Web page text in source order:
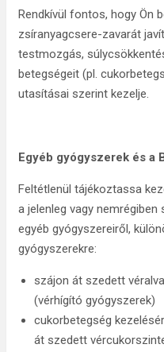
Rendkívül fontos, hogy Ön
zsíranyagcsere-zavarát
testmozgás,
betegségeit (pl.
utasításai szerint kezelje.
Egyéb gyógyszerek és a
Feltétlenül tájékoztassa
a jelenleg vagy
egyéb gyógyszereiről,
gyógyszerekre:
szájon át szedett
(vérhígító gyógyszerek)
cukorbetegség
át szedett